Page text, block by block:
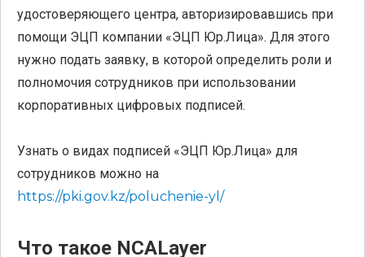
удостоверяющего центра, авторизировавшись при
помощи ЭЦП компании «ЭЦП Юр.Лица». Для этого
нужно подать заявку, в которой определить роли и
полномочия сотрудников при использовании
корпоративных цифровых подписей.
Узнать о видах подписей «ЭЦП Юр.Лица» для
сотрудников можно на
https://pki.gov.kz/poluchenie-yl/
Что такое NCALayer